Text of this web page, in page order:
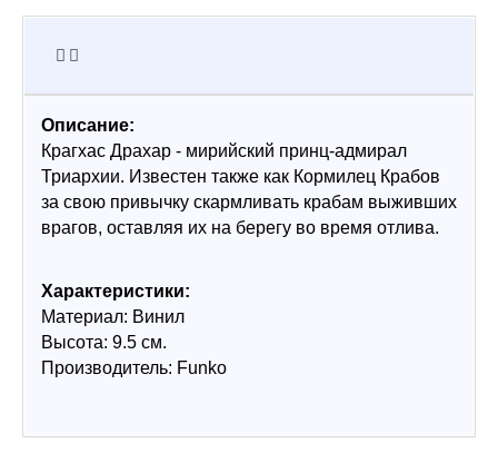
Описание:
Крагхас Драхар - мирийский принц-адмирал
Триархии. Известен также как Кормилец Крабов
за свою привычку скармливать крабам выживших
врагов, оставляя их на берегу во время отлива.
Характеристики:
Материал: Винил
Высота: 9.5 см.
Производитель: Funko